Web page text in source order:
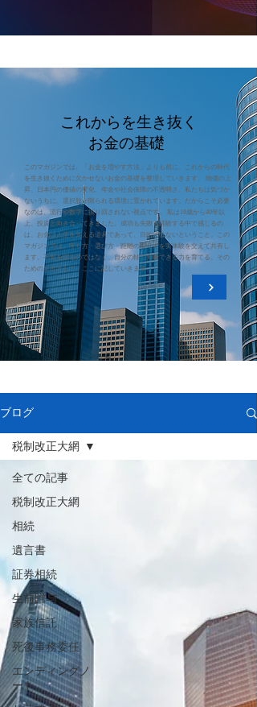
これからを生き抜く
お金の基礎
このマガジンでは、「お金を増やす方法」よりも前に、これからの時代
を生き抜くために欠かせないお金の基礎を整理していきます。 物価の上
昇、日本円の価値の変化、年金や社会保障の不透明さ。私たちは気づか
ないうちに、選択肢が限られる環境に置かれています。だからこそ必要
なのは、流行や数字に振り回されない視点です。 私は19歳から40年以
上、投資と向き合ってきました。成功も失敗も経験する中で感じるの
は、お金は人生を支える道具であって、目的ではないということ。この
マガジンでは、守り方・選び方・距離の取り方を実体験を交えて共有し
ます。不安を煽るのではなく、自分の軸で判断できる力を育てる。その
ための土台として、ここに記していきます。
ブログ
全ての記事
税制改正大網
相続
遺言書
証券相続
生前贈与
家族信託
死後事務委任
エンディングノ
ート
税制改正大網